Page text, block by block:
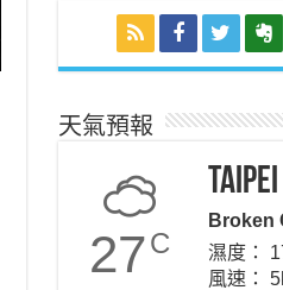
天氣預報
27C
Taipei
Broken
濕度：
風速：